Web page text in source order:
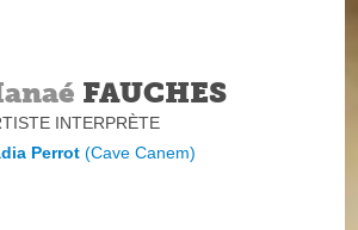
FAUCHES
INTERPRÈTE
Perrot(Cave Canem)